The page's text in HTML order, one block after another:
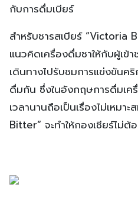
กับการดื่มเบียร์
สำหรับชารสเบียร์ “Victoria
แนวคิดเครื่องดื่มชาให้กับผู้เข้
เดินทางไปรับชมการแข่งขันค
ดื่มกัน ซึ่งในอังกฤษการดื่มเค
เวลานานถือเป็นเรื่องไม่เหม
Bitter” จะทำให้กองเชียร์ไม่